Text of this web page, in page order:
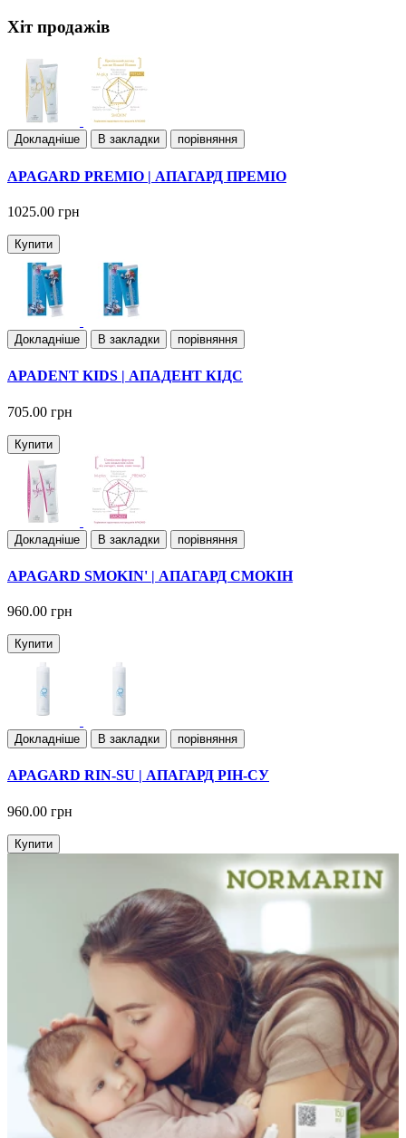
Хіт продажів
Докладнiше В закладки порівняння
APAGARD PREMIO | АПАГАРД ПРЕМІО
1025.00 грн
Купити
Докладнiше В закладки порівняння
APADENT KIDS | АПАДЕНТ КІДС
705.00 грн
Купити
Докладнiше В закладки порівняння
APAGARD SMOKIN' | АПАГАРД СМОКІН
960.00 грн
Купити
Докладнiше В закладки порівняння
APAGARD RIN-SU | АПАГАРД РІН-СУ
960.00 грн
Купити